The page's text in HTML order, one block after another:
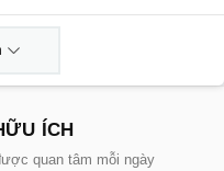
ÍCH
quan tâm mỗi ngày